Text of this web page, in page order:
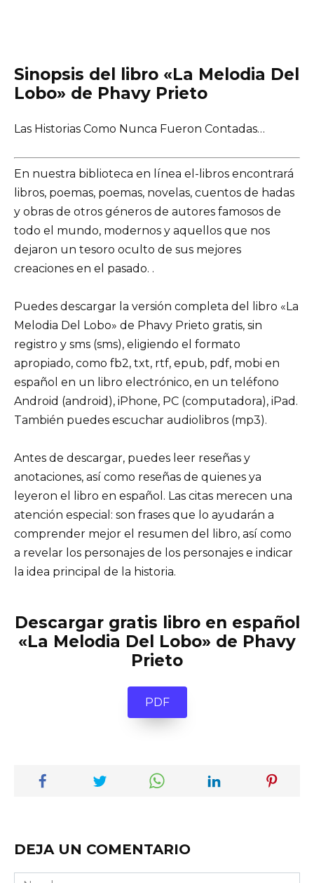
Sinopsis del libro «La Melodia Del
Lobo» de Phavy Prieto
Las Historias Como Nunca Fueron Contadas…
En nuestra biblioteca en línea el-libros encontrará
libros, poemas, poemas, novelas, cuentos de hadas
y obras de otros géneros de autores famosos de
todo el mundo, modernos y aquellos que nos
dejaron un tesoro oculto de sus mejores
creaciones en el pasado. .
Puedes descargar la versión completa del libro «La
Melodia Del Lobo» de Phavy Prieto gratis, sin
registro y sms (sms), eligiendo el formato
apropiado, como fb2, txt, rtf, epub, pdf, mobi en
español en un libro electrónico, en un teléfono
Android (android), iPhone, PC (computadora), iPad.
También puedes escuchar audiolibros (mp3).
Antes de descargar, puedes leer reseñas y
anotaciones, así como reseñas de quienes ya
leyeron el libro en español. Las citas merecen una
atención especial: son frases que lo ayudarán a
comprender mejor el resumen del libro, así como
a revelar los personajes de los personajes e indicar
la idea principal de la historia.
Descargar gratis libro en español
«La Melodia Del Lobo» de Phavy
Prieto
PDF
DEJA UN COMENTARIO
Nombre